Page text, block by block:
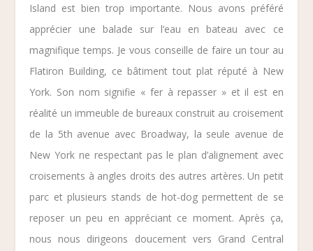
Island est bien trop importante. Nous avons préféré
apprécier une balade sur l’eau en bateau avec ce
magnifique temps. Je vous conseille de faire un tour au
Flatiron Building, ce bâtiment tout plat réputé à New
York. Son nom signifie « fer à repasser »et il est en
réalité un immeuble de bureaux construit au croisement
de la 5th avenue avec Broadway, la seule avenue de
New York ne respectant pas le plan d’alignement avec
croisements à angles droits des autres artères. Un petit
parc et plusieurs stands de hot-dog permettent de se
reposer un peu en appréciant ce moment. Après ça,
nous nous dirigeons doucement vers Grand Central